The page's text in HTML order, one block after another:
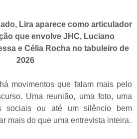
Lira aparece como articulador
que envolve JHC, Luciano
e Célia Rocha no tabuleiro de
2026
movimentos que falam mais pelo
Uma reunião, uma foto, uma
sociais ou até um silêncio bem
mais do que uma entrevista inteira.